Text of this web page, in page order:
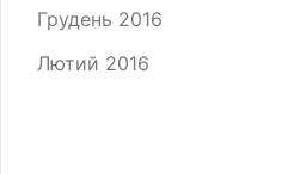
Грудень 2016
Лютий 2016